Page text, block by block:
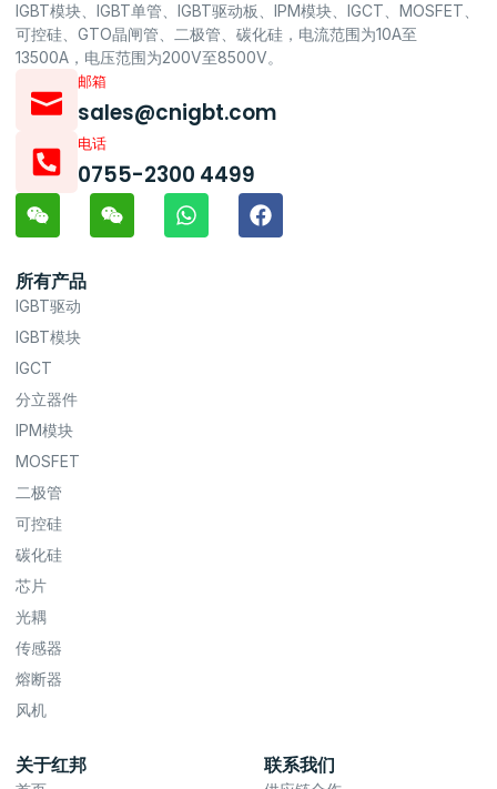
IGBT模块、IGBT单管、IGBT驱动板、IPM模块、IGCT、MOSFET、
可控硅、GTO晶闸管、二极管、碳化硅，电流范围为10A至
13500A，电压范围为200V至8500V。
邮箱
sales@cnigbt.com
电话
0755-2300 4499
所有产品
IGBT驱动
IGBT模块
IGCT
分立器件
IPM模块
MOSFET
二极管
可控硅
碳化硅
芯片
光耦
传感器
熔断器
风机
关于红邦 联系我们